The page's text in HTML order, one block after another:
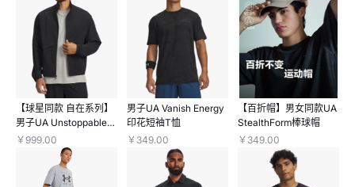
【球星同款 自在系列】
男子UA Unstoppable
Airvent夹克
￥999.00
男子UA Vanish Energy
印花短袖T恤
￥349.00
【百折帽】男女同款UA
StealthForm棒球帽
￥349.00